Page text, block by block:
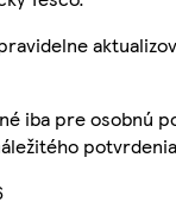
iba pre osobnú